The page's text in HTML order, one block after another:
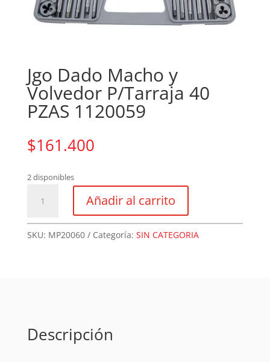
Jgo Dado Macho y
Volvedor P/Tarraja 40
PZAS 1120059
$161.400
2 disponibles
Dado
y
Añadir al carrito
SKU: MP20060 Categoría: SIN CATEGORIA
Descripción